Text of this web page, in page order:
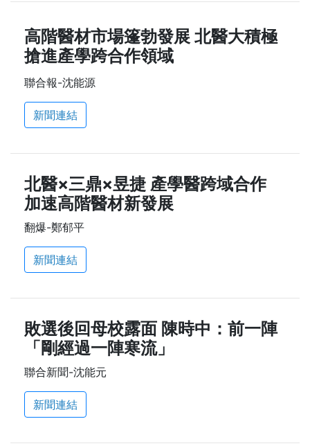
高階醫材市場篷勃發展 北醫大積極
搶進產學跨合作領域
聯合報-沈能源
新聞連結
北醫×三鼎×昱捷 產學醫跨域合作
加速高階醫材新發展
翻爆-鄭郁平
新聞連結
敗選後回母校露面 陳時中：前一陣
「剛經過一陣寒流」
聯合新聞-沈能元
新聞連結